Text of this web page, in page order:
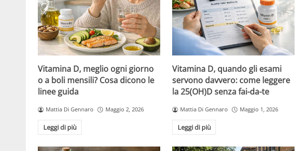
Vitamina D, meglio ogni giorno
o a boli mensili? Cosa dicono le
linee guida
Mattia Di Gennaro Maggio 2, 2026
Leggi di più
Vitamina D, quando gli esami
servono davvero: come leggere
la 25(OH)D senza fai-da-te
Mattia Di Gennaro Maggio 1, 2026
Leggi di più